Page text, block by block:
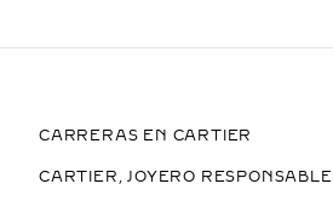
CARRERAS EN CARTIER
CARTIER, JOYERO RESPONSABLE